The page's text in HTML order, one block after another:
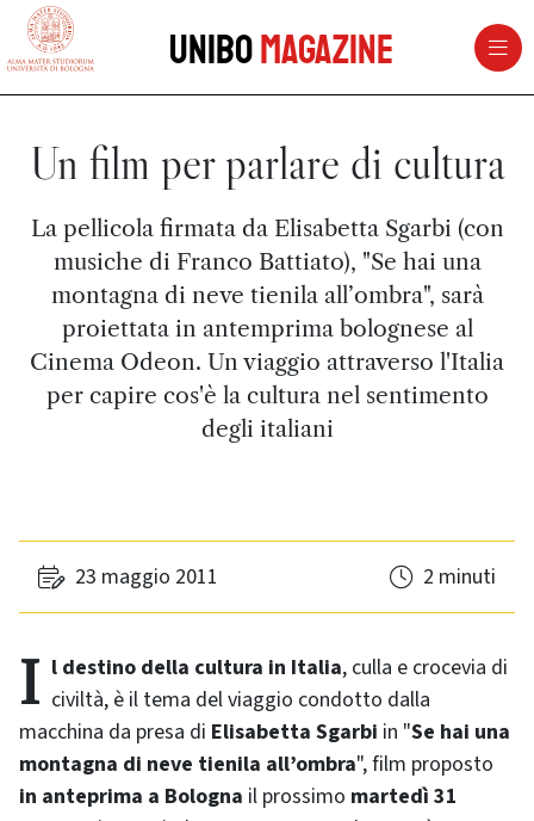
vai al contenuto della pagina
UniboMagazine
Un film per parlare di cultura
La pellicola firmata da Elisabetta Sgarbi (con
musiche di Franco Battiato), "Se hai una
montagna di neve tienila all’ombra", sarà
proiettata in antemprima bolognese al
Cinema Odeon. Un viaggio attraverso l'Italia
per capire cos'è la cultura nel sentimento
degli italiani
23 maggio 2011 2 minuti
Il destino della cultura in Italia, culla e crocevia di
civiltà, è il tema del viaggio condotto dalla
macchina da presa di Elisabetta Sgarbi in "Se hai una
montagna di neve tienila all’ombra", film proposto
in anteprima a Bologna il prossimo martedì 31